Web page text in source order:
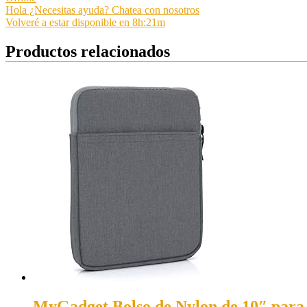
Hola ¿Necesitas ayuda? Chatea con nosotros
Volveré a estar disponible en 8h:21m
Productos relacionados